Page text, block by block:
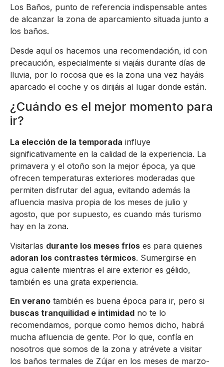
Los Baños, punto de referencia indispensable antes
de alcanzar la zona de aparcamiento situada junto a
los baños.
Desde aquí os hacemos una recomendación, id con
precaución, especialmente si viajáis durante días de
lluvia, por lo rocosa que es la zona una vez hayáis
aparcado el coche y os dirijáis al lugar donde están.
¿Cuándo es el mejor momento para
ir?
La elección de la temporada influye
significativamente en la calidad de la experiencia. La
primavera y el otoño son la mejor época, ya que
ofrecen temperaturas exteriores moderadas que
permiten disfrutar del agua, evitando además la
afluencia masiva propia de los meses de julio y
agosto, que por supuesto, es cuando más turismo
hay en la zona.
Visitarlas durante los meses fríos es para quienes
adoran los contrastes térmicos. Sumergirse en
agua caliente mientras el aire exterior es gélido,
también es una grata experiencia.
En verano también es buena época para ir, pero si
buscas tranquilidad e intimidad no te lo
recomendamos, porque como hemos dicho, habrá
mucha afluencia de gente. Por lo que, confía en
nosotros que somos de la zona y atrévete a visitar
los baños termales de Zújar en los meses de marzo-